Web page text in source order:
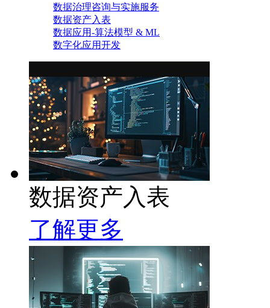
数据治理咨询与实施服务
数据资产入表
数据应用-算法模型 & ML
数字化应用开发
数据资产入表
了解更多